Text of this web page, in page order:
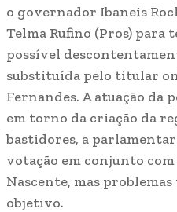
o governador Ibaneis
Telma Rufino (Pros) para
possível
substituída pelo titular
Fernandes. A atuação da
em torno da criação da
bastidores, a
votação em conjunto com
Nascente, mas
objetivo.